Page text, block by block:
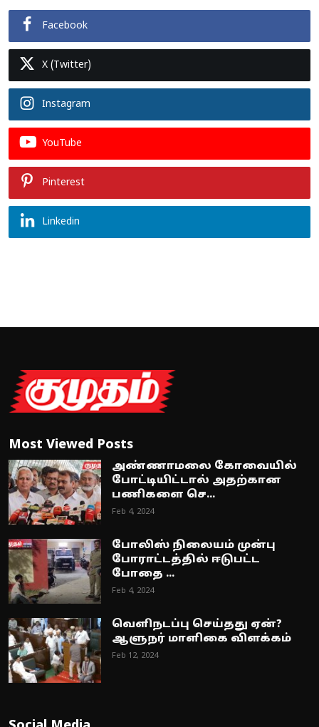
Facebook
X (Twitter)
Instagram
YouTube
Pinterest
Linkedin
Most Viewed Posts
அண்ணாமலை கோவையில்
போட்டியிட்டால் அதற்கான
பணிகளை செ...
Feb 4, 2024
போலிஸ் நிலையம் முன்பு
போராட்டத்தில் ஈடுபட்ட
போதை ...
Feb 4, 2024
வெளிநடப்பு செய்தது ஏன்?
ஆளுநர் மாளிகை விளக்கம்
Feb 12, 2024